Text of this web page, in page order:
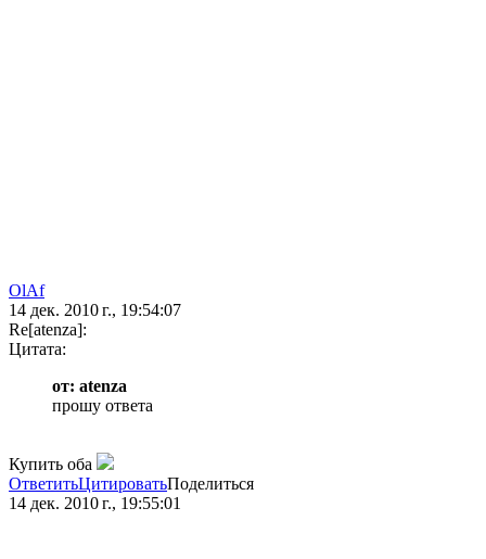
OlAf
14 дек. 2010 г., 19:54:07
Re[atenza]:
Цитата:
от: atenza
прошу ответа
Купить оба
ОтветитьЦитироватьПоделиться
14 дек. 2010 г., 19:55:01